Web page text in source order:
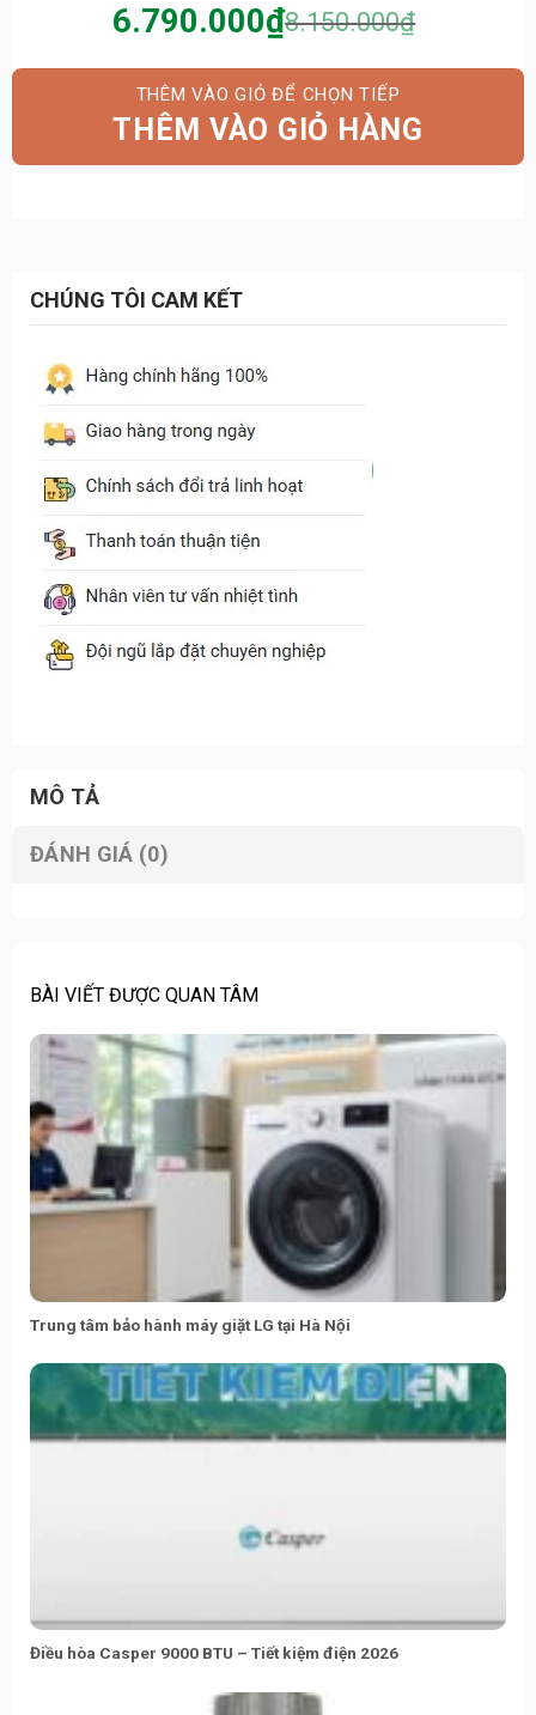
8.150.000₫
Giá
gốc
là:
8.150.000₫.
6.790.000₫
Giá
hiện
tại
là:
6.790.000₫.
THÊM VÀO GIỎ HÀNG
CHÚNG TÔI CAM KẾT
MÔ TẢ
ĐÁNH GIÁ (0)
BÀI VIẾT ĐƯỢC QUAN TÂM
Trung tâm bảo hành máy giặt LG tại Hà Nội
Điều hòa Casper 9000 BTU – Tiết kiệm điện 2026